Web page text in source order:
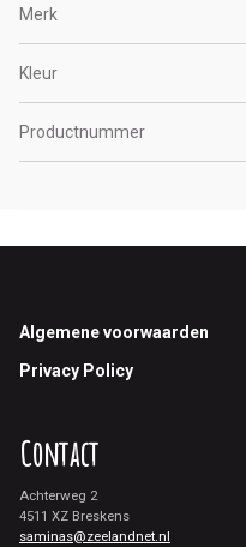
Merk
Kleur
Productnummer
Footer
Algemene voorwaarden
Privacy Policy
Contact
Achterweg 2
4511 XZ Breskens
saminas@zeelandnet.nl